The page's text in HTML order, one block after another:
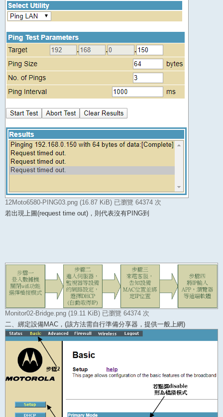
12Moto6580-PING03.png (16.87 KiB) 已瀏覽 64374 次
若出現上圖(request time out)，則代表沒有PING到
Monitor02-Bridge.png (19.11 KiB) 已瀏覽 64374 次
二、綁定設備MAC，(該方法需自行準備分享器，提供一般上網)